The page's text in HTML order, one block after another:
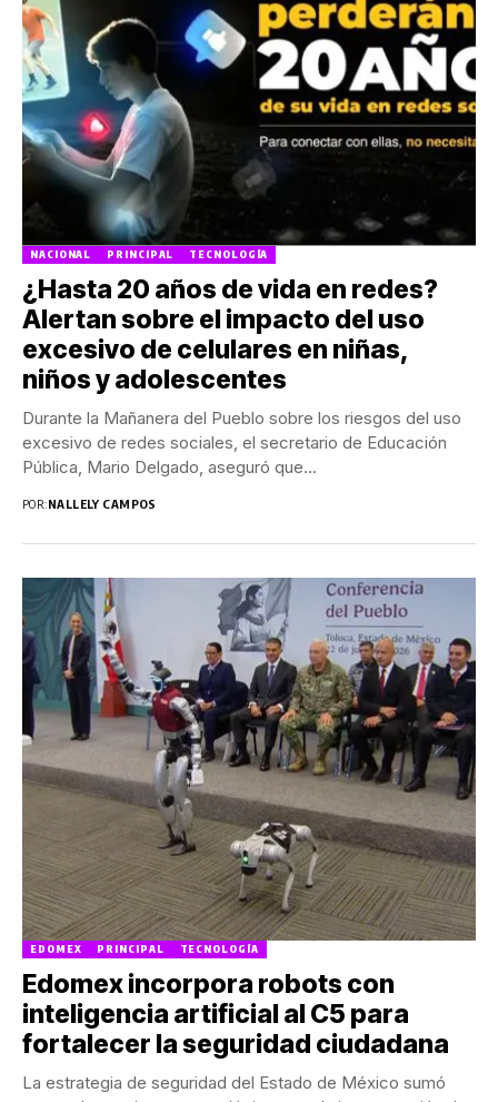
NACIONAL PRINCIPAL TECNOLOGÍA
¿Hasta 20 años de vida en redes?
Alertan sobre el impacto del uso
excesivo de celulares en niñas,
niños y adolescentes
Durante la Mañanera del Pueblo sobre los riesgos del uso
excesivo de redes sociales, el secretario de Educación
Pública, Mario Delgado, aseguró que...
POR:NALLELY CAMPOS
EDOMEX PRINCIPAL TECNOLOGÍA
Edomex incorpora robots con
inteligencia artificial al C5 para
fortalecer la seguridad ciudadana
La estrategia de seguridad del Estado de México sumó